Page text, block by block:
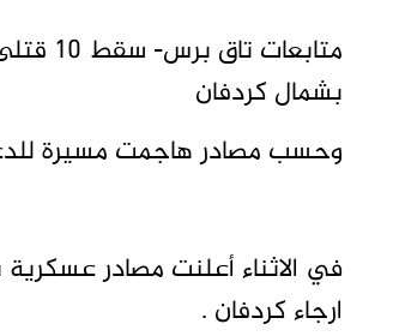
بشمال كردفان
وحسب مصادر هاجمت مسيرة
في الاثناء أعلنت مصادر
ارجاء كردفان .